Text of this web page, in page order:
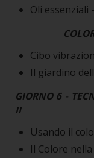
Oli essenziali
Cibo
Il
GIORNO 6-
II
Usando il
Il Colore